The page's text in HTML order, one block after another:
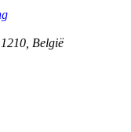
1210 België